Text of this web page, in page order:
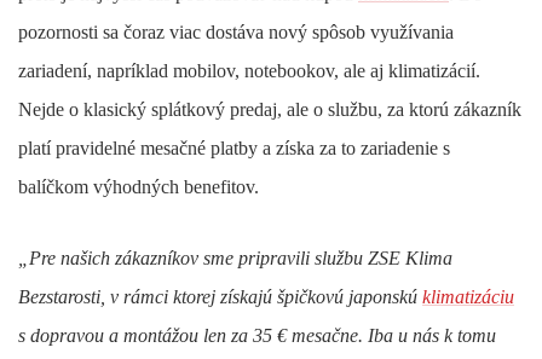
pozornosti sa čoraz viac dostáva nový spôsob využívania
zariadení, napríklad mobilov, notebookov, ale aj klimatizácií.
Nejde o klasický splátkový predaj, ale o službu, za ktorú zákazník
platí pravidelné mesačné platby a získa za to zariadenie s
balíčkom výhodných benefitov.
„Pre našich zákazníkov sme pripravili službu ZSE Klima
Bezstarosti, v rámci ktorej získajú špičkovú japonskú klimatizáciu
s dopravou a montážou len za 35 € mesačne. Iba u nás k tomu